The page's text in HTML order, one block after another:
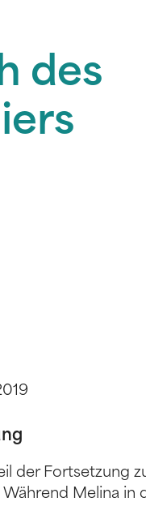
des
der Fortsetzung
Während Melina in